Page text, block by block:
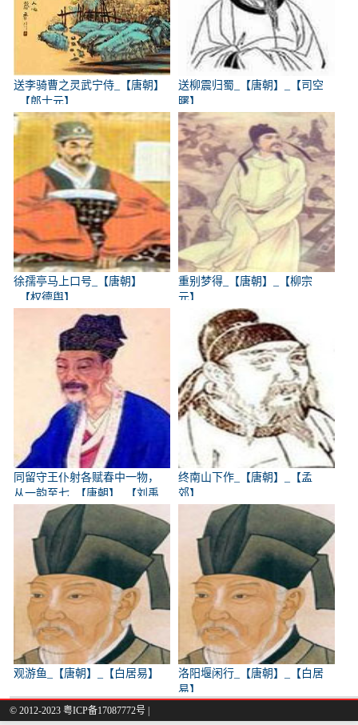
送李骑曹之灵武宁侍_【唐朝】
_【郎士元】
送柳震归蜀_【唐朝】_【司空
曙】
徐孺亭马上口号_【唐朝】
_【权德舆】
重别梦得_【唐朝】_【柳宗
元】
同留守王仆射各赋春中一物，
从一韵至七_【唐朝】_【刘禹
终南山下作_【唐朝】_【孟
郊】
观游鱼_【唐朝】_【白居易】
洛阳堰闲行_【唐朝】_【白居
易】
© 2012-2023 粤ICP备17087772号